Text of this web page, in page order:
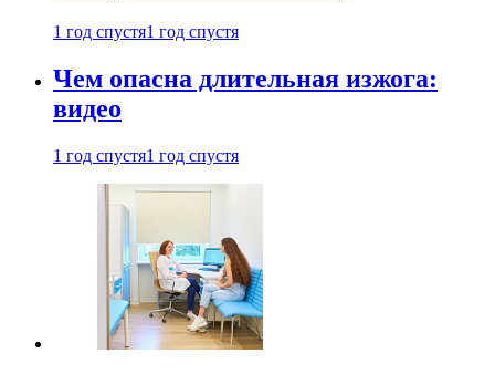
1 год спустя1 год спустя
Чем опасна длительная изжога:
видео
1 год спустя1 год спустя